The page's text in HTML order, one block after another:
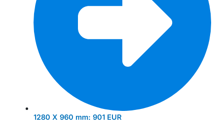
1280 X 960 mm: 901 EUR